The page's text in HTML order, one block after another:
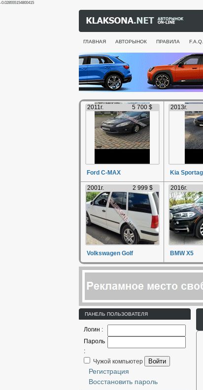
-0.028555154800415
ГЛАВНАЯ АВТОРЫНОК ПРАВИЛА F.A.Q.
2011г. 5 700 $
Ford C-MAX
2013г.
Kia
2001г. 2 999 $
Volkswagen Golf
2016г.
BMW X5
ПАНЕЛЬ ПОЛЬЗОВАТЕЛЯ
Логин :
Пароль
:
Чужой компьютер
Войти
Регистрация
Восстановить пароль